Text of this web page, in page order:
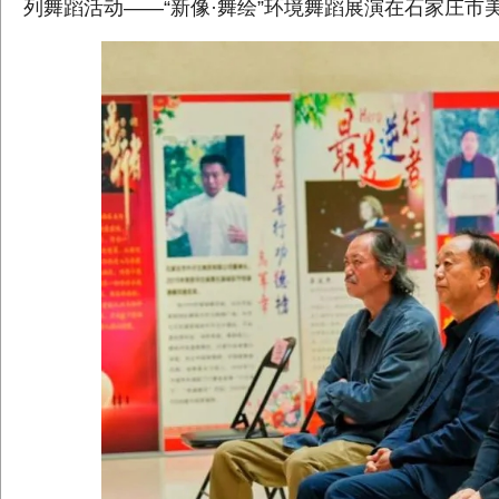
列舞蹈活动——“新像·舞绘”环境舞蹈展演在石家庄市